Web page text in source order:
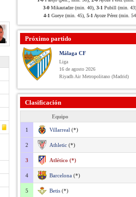
3-0 Mikautadze (min. 40), 3-1 Pubill (min. 43),
4-1 Gueye (min. 45), 5-1 Ayoze Pérez (min.
Próximo partido
Málaga CF
Liga
16 de agosto 2026
Riyadh Air Metropolitano (Madrid)
Clasificación
Equipo
1 Villarreal (*)
2 Athletic (*)
3 Atlético (*)
4 Barcelona (*)
5 Betis (*)